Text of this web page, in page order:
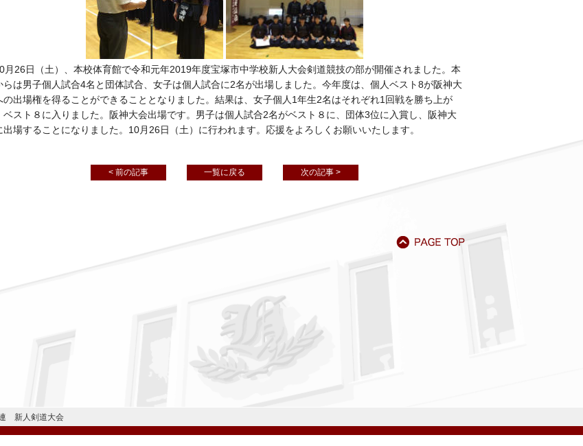
月26日（土）、本校体育館で令和元年2019年度宝塚市中学校新人大会剣道競技の部が開催されました。本
らは男子個人試合4名と団体試合、女子は個人試合に2名が出場しました。今年度は、個人ベスト8が阪神大
の出場権を得ることができることとなりました。結果は、女子個人1年生2名はそれぞれ1回戦を勝ち上が
ベスト８に入りました。阪神大会出場です。男子は個人試合2名がベスト８に、団体3位に入賞し、阪神大
出場することになりました。10月26日（土）に行われます。応援をよろしくお願いいたします。
< 前の記事 一覧に戻る 次の記事 >
新人剣道大会